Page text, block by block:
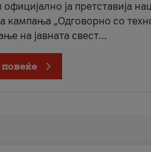
официјално ја претставија
кампања „Одговорно со
на јавната свест...
повеќе